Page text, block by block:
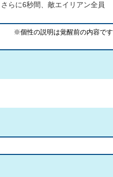
らに6秒間、敵エイリアン全員
※個性の説明は覚醒前の内容です